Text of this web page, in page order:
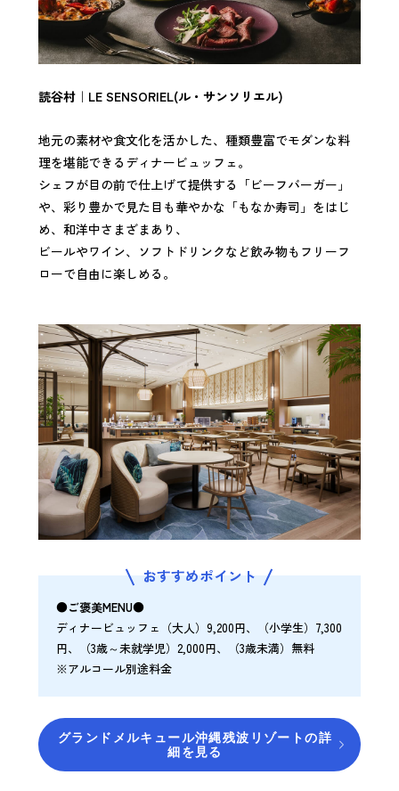
読谷村｜LE SENSORIEL(ル・サンソリエル)
地元の素材や食文化を活かした、種類豊富でモダンな料
理を堪能できるディナービュッフェ。
シェフが目の前で仕上げて提供する「ビーフバーガー」
や、彩り豊かで見た目も華やかな「もなか寿司」をはじ
め、和洋中さまざまあり、
ビールやワイン、ソフトドリンクなど飲み物もフリーフ
ローで自由に楽しめる。
おすすめポイント
●ご褒美MENU●
ディナービュッフェ（大人）9,200円、（小学生）7,300
円、（3歳～未就学児）2,000円、（3歳未満）無料
※アルコール別途料金
グランドメルキュール沖縄残波リゾートの詳
細を見る